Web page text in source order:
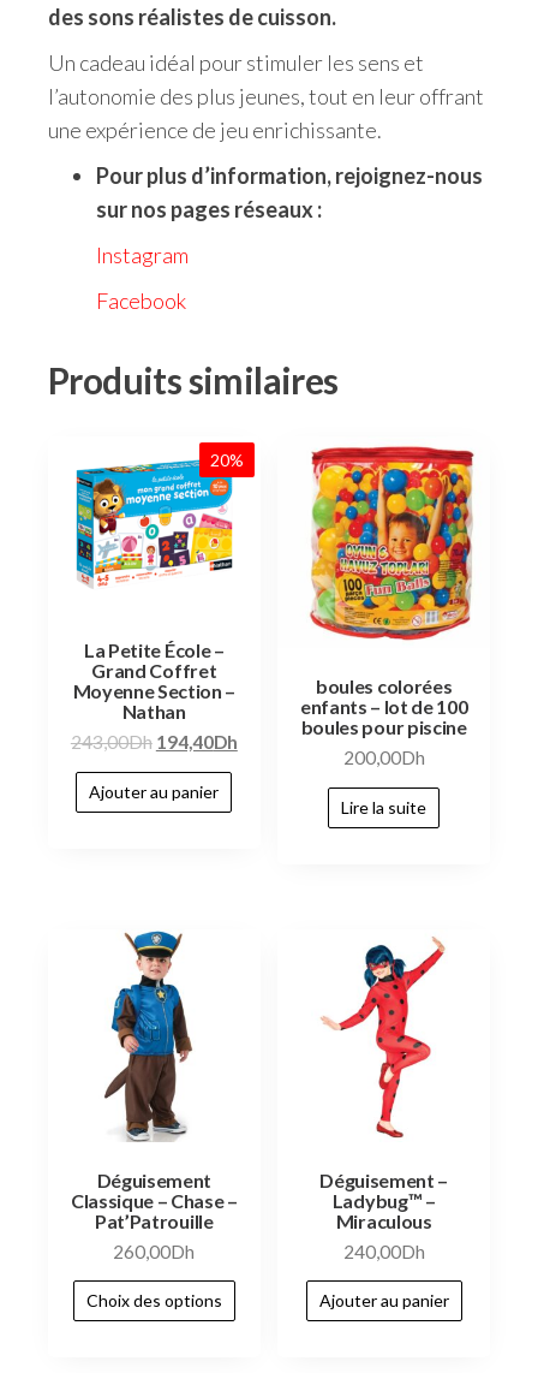
des sons réalistes de cuisson.
Un cadeau idéal pour stimuler les sens et
l’autonomie des plus jeunes, tout en leur offrant
une expérience de jeu enrichissante.
Pour plus d’information, rejoignez-nous
sur nos pages réseaux :
Instagram
Facebook
Produits similaires
20%
La Petite École –
Grand Coffret
Moyenne Section –
Nathan
243,00Dh 194,40Dh
Ajouter au panier
boules colorées
enfants – lot de 100
boules pour piscine
200,00Dh
Lire la suite
Déguisement
Classique – Chase –
Pat’Patrouille
260,00Dh
Choix des options
Déguisement –
Ladybug™ –
Miraculous
240,00Dh
Ajouter au panier